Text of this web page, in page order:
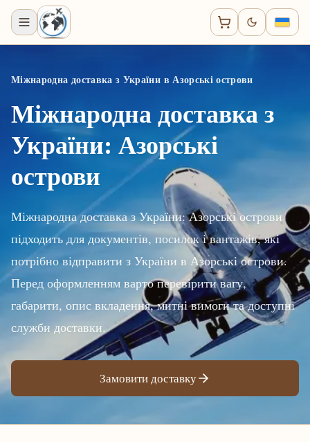
Міжнародна доставка з України в Азорські острови
Міжнародна доставка з
України: Азорські
острови
Міжнародна доставка з України: Азорські острови
підходить для документів, посилок і вантажів, які
потрібно відправити з України в Азорські острови.
Перед оформленням варто перевірити вагу,
габарити, опис вкладення, митні вимоги та доступні
служби доставки.
Замовити доставку